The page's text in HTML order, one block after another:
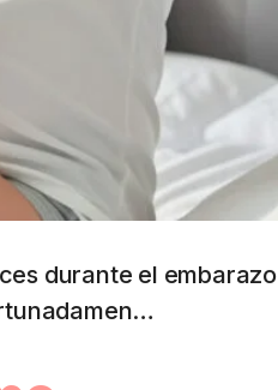
durante el embarazo